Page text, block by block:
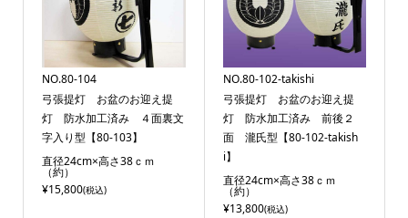
NO.80-104
弓張提灯 お盆のお迎え提
灯 防水加工済み ４面裏文
字入り型【80-103】
直径24cm×高さ38ｃｍ
（約）
¥15,800(税込)
NO.80-102-takishi
弓張提灯 お盆のお迎え提
灯 防水加工済み 前後２
面 瀧氏型【80-102-takish
i】
直径24cm×高さ38ｃｍ
（約）
¥13,800(税込)